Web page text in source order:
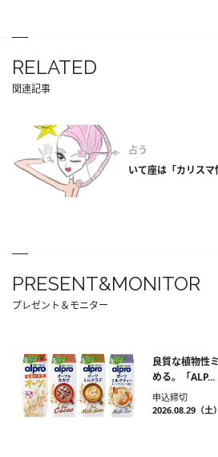
RELATED
関連記事
占う
いて座は「カリスマ
PRESENT&MONITOR
プレゼント＆モニター
良質な植物性
める。「ALP...
申込締切
2026.08.29（土